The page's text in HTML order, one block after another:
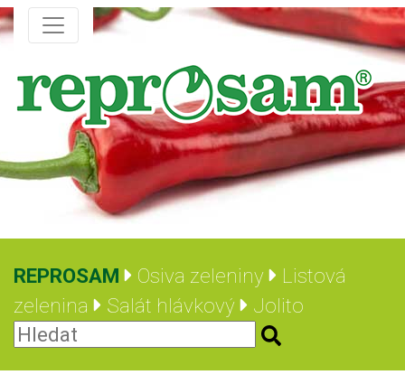
REPROSAM Osiva zeleniny
Listová
zelenina
Salát hlávkový Jolito